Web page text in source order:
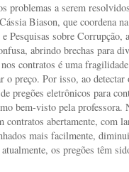
problemas a serem
Biason, que coordena
Pesquisas sobre
abrindo brechas para
contratos é uma
o preço. Por isso, ao
pregões eletrônicos para
bem-visto pela professora.
contratos abertamente, com
mais facilmente,
os pregões têm